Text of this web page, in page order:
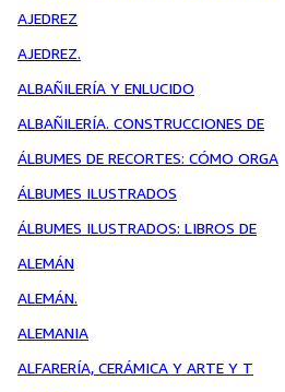
AJEDREZ
AJEDREZ.
ALBAÑILERÍA Y ENLUCIDO
ALBAÑILERÍA. CONSTRUCCIONES DE
ÁLBUMES DE RECORTES: CÓMO ORGA
ÁLBUMES ILUSTRADOS
ÁLBUMES ILUSTRADOS: LIBROS DE
ALEMÁN
ALEMÁN.
ALEMANIA
ALFARERÍA, CERÁMICA Y ARTE Y T